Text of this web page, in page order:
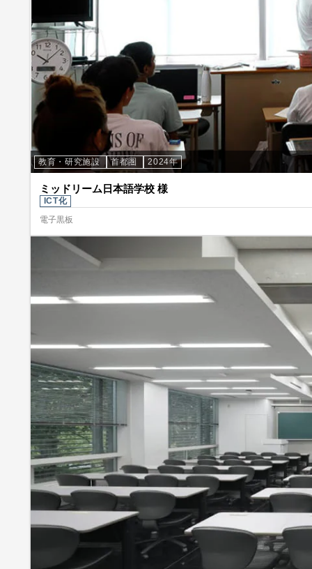
教育・研究施設 首都圏 2024年
ミッドリーム日本語学校 様
ICT化
電子黒板